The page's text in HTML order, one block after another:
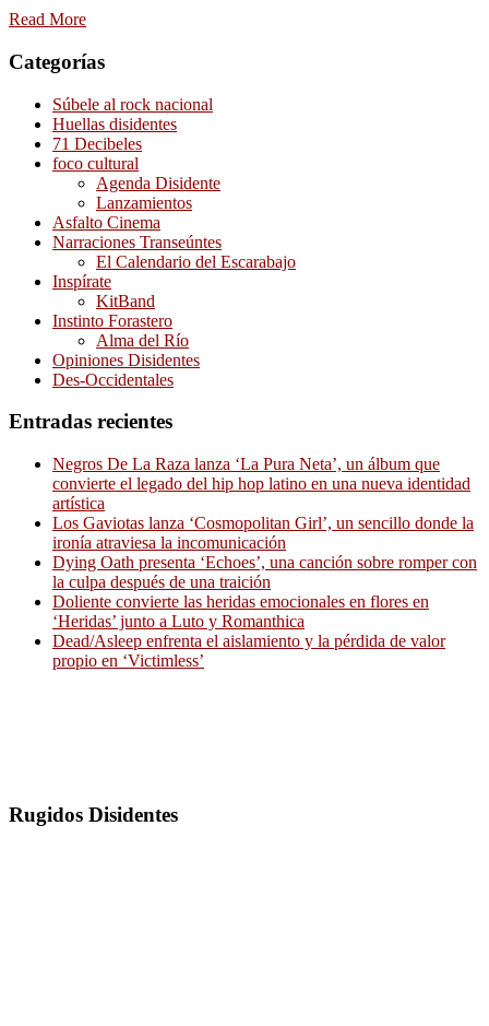
Read More
Categorías
Súbele al rock nacional
Huellas disidentes
71 Decibeles
foco cultural
Agenda Disidente
Lanzamientos
Asfalto Cinema
Narraciones Transeúntes
El Calendario del Escarabajo
Inspírate
KitBand
Instinto Forastero
Alma del Río
Opiniones Disidentes
Des-Occidentales
Entradas recientes
Negros De La Raza lanza ‘La Pura Neta’, un álbum que
convierte el legado del hip hop latino en una nueva identidad
artística
Los Gaviotas lanza ‘Cosmopolitan Girl’, un sencillo donde la
ironía atraviesa la incomunicación
Dying Oath presenta ‘Echoes’, una canción sobre romper con
la culpa después de una traición
Doliente convierte las heridas emocionales en flores en
‘Heridas’ junto a Luto y Romanthica
Dead/Asleep enfrenta el aislamiento y la pérdida de valor
propio en ‘Victimless’
Rugidos Disidentes